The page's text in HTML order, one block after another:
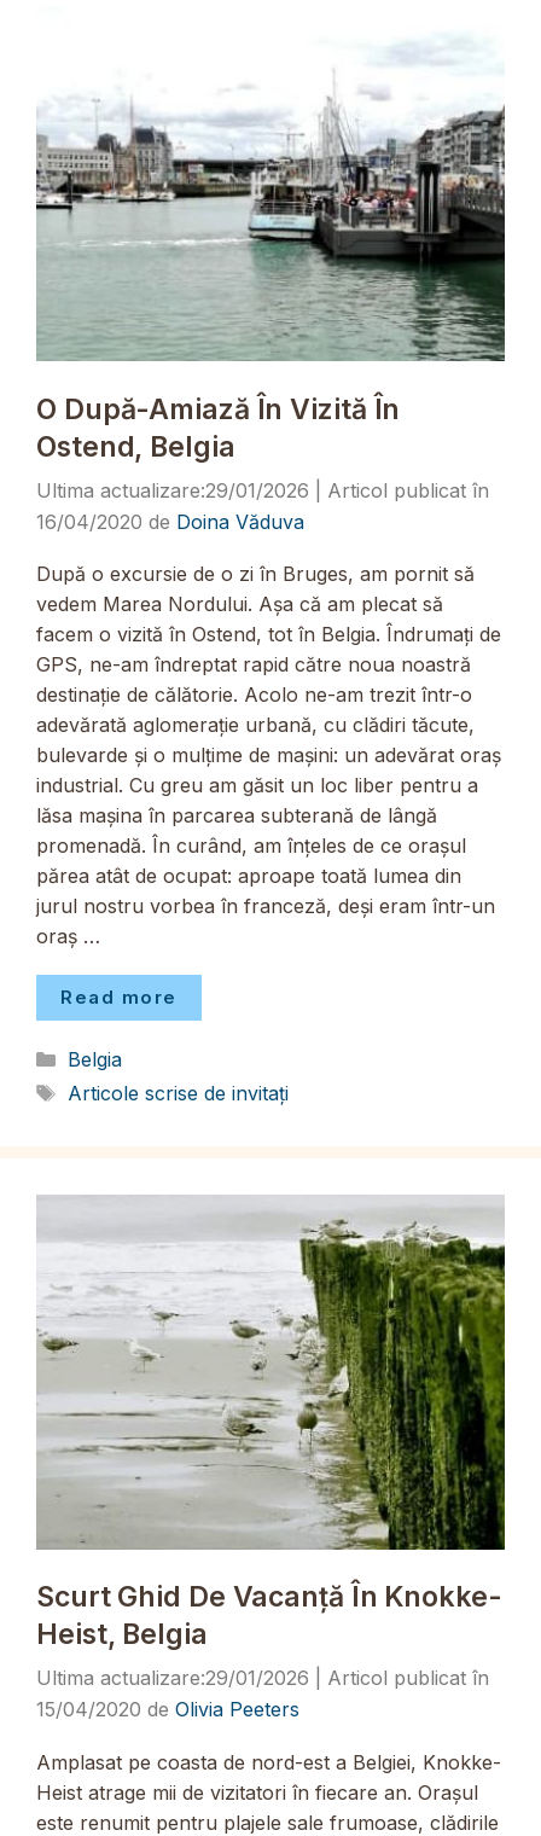
O După-Amiază În Vizită În
Ostend, Belgia
29/01/2026
16/04/2020 de Doina Văduva
După o excursie de o zi în Bruges, am pornit să
vedem Marea Nordului. Așa că am plecat să
facem o vizită în Ostend, tot în Belgia. Îndrumați de
GPS, ne-am îndreptat rapid către noua noastră
destinație de călătorie. Acolo ne-am trezit într-o
adevărată aglomerație urbană, cu clădiri tăcute,
bulevarde și o mulțime de mașini: un adevărat oraș
industrial. Cu greu am găsit un loc liber pentru a
lăsa mașina în parcarea subterană de lângă
promenadă. În curând, am înțeles de ce orașul
părea atât de ocupat: aproape toată lumea din
jurul nostru vorbea în franceză, deși eram într-un
oraș …
Read more
Categorii
Belgia
Etichete
Articole scrise de invitați
Scurt Ghid De Vacanță În Knokke-
Heist, Belgia
29/01/2026
15/04/2020 de Olivia Peeters
Amplasat pe coasta de nord-est a Belgiei, Knokke-
Heist atrage mii de vizitatori în fiecare an. Orașul
este renumit pentru plajele sale frumoase, clădirile